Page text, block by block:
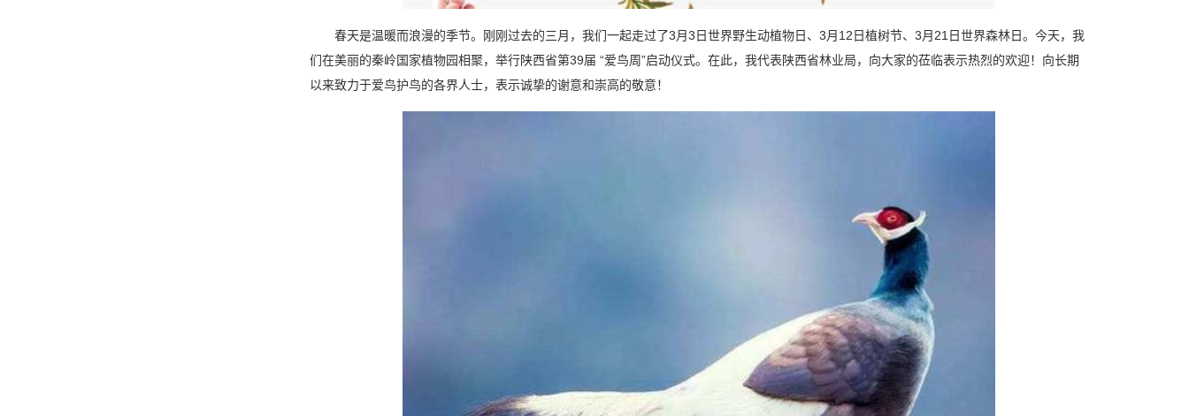
春天是温暖而浪漫的季节。刚刚过去的三月，我们一起走过了3月3日世界野生动植物日、3月12日植树节、3月21日世界森林日。今天，我
们在美丽的秦岭国家植物园相聚，举行陕西省第39届 “爱鸟周”启动仪式。在此，我代表陕西省林业局，向大家的莅临表示热烈的欢迎！向长期
以来致力于爱鸟护鸟的各界人士，表示诚挚的谢意和崇高的敬意！